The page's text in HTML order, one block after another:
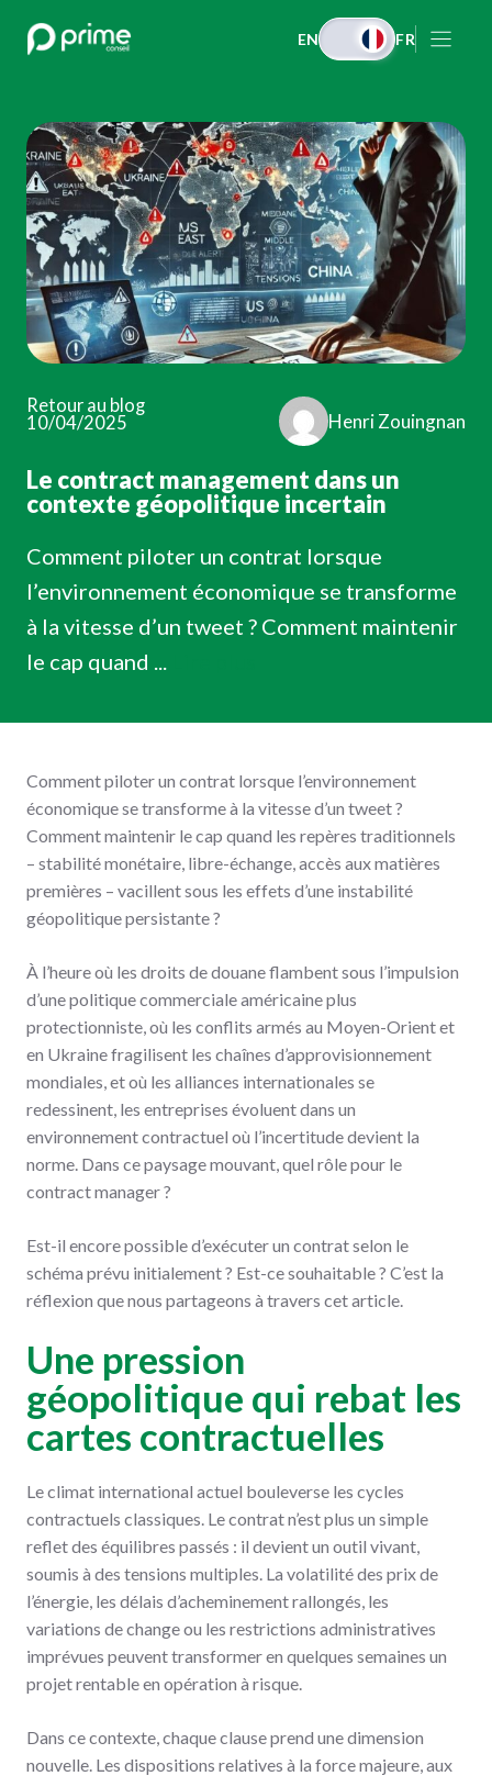
EN FR
Retour au blog
10/04/2025
Henri Zouingnan
Le contract management dans un
contexte géopolitique incertain
Comment piloter un contrat lorsque
l’environnement économique se transforme
à la vitesse d’un tweet ? Comment maintenir
le cap quand ...
Comment piloter un contrat lorsque l’environnement
économique se transforme à la vitesse d’un tweet ?
Comment maintenir le cap quand les repères traditionnels
– stabilité monétaire, libre-échange, accès aux matières
premières – vacillent sous les effets d’une instabilité
géopolitique persistante ?
À l’heure où les droits de douane flambent sous l’impulsion
d’une politique commerciale américaine plus
protectionniste, où les conflits armés au Moyen-Orient et
en Ukraine fragilisent les chaînes d’approvisionnement
mondiales, et où les alliances internationales se
redessinent, les entreprises évoluent dans un
environnement contractuel où l’incertitude devient la
norme. Dans ce paysage mouvant, quel rôle pour le
contract manager ?
Est-il encore possible d’exécuter un contrat selon le
schéma prévu initialement ? Est-ce souhaitable ? C’est la
réflexion que nous partageons à travers cet article.
Une pression
géopolitique qui rebat les
cartes contractuelles
Le climat international actuel bouleverse les cycles
contractuels classiques. Le contrat n’est plus un simple
reflet des équilibres passés : il devient un outil vivant,
soumis à des tensions multiples. La volatilité des prix de
l’énergie, les délais d’acheminement rallongés, les
variations de change ou les restrictions administratives
imprévues peuvent transformer en quelques semaines un
projet rentable en opération à risque.
Dans ce contexte, chaque clause prend une dimension
nouvelle. Les dispositions relatives à la force majeure, aux